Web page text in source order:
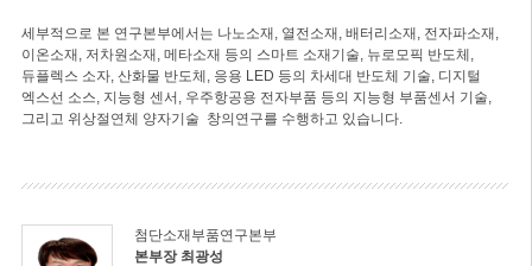
세부적으로 본 연구본부에서는 나노소재, 열전소재, 배터리소재, 전자파소재,
이온소재, 저차원소재, 메타소재 등의 스마트 소재기술, 뉴로모픽 반도체,
듀플렉스 소자, 산화물 반도체, 응용 LED 등의 차세대 반도체 기술, 디지털
엑스선 소스, 지능형 센서, 우주항공용 전자부품 등의 지능형 부품센서 기술,
그리고 위상절연체 양자기술 창의연구를 수행하고 있습니다.
첨단소재부품연구본부
본부장 최광성